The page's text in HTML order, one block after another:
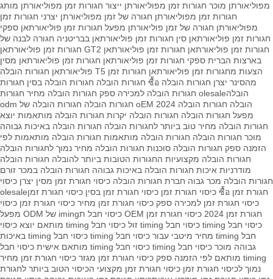
מפוליאורתן מוכר חגורות זמן מפוליאורתן ייצור חגורות זמן מפוליאורתן מותג
חגורות זמן מפוליאורתן חגורה של זמן מפוליאורתן יצרני חגורות זמן
מפוליאורתן חגורה של זמן פוליאורתן מפעל חגורות זמן פוליאורתאן ספקי
חגורות זמן פוליאורתאן סין חגורות זמן פוליאורתאן בבריטניה חגורה לבנה של
חגורות זמן פוליאורתאן חגורות זמן פוליאורתאן GT2
חגורות זמן פוליאורתאן
בארצות הברית ספקי חגורות זמן פוליאורתאן חגורות זמן פוליאורתאן מסין
הצעות מחגורות זמן פוליאורתאן חגורות זמן T5 פוליאורתאן
חגורות הובלה
מהסינר יצרן חגורות הובלה ซื้อ חגורות הובלה חגורות הובלה בסין חגורות
הובלהolesale
חגורות הובלה למכירה ספק חגורות הובלה מחיר חגורות
הובלה חגורות הובלה 2024 oEM חגורות הובלה
חגורות הובלה של odm
מפעל חגורות הובלה חגורות הובלה יקרות חגורות הובלה מותאמות יוצא
חגורות הובלה מחיר טוב ביותר לחגורות הובלה חגורות הובלה באיכות גבוהה
מוכר חגורות הובלה חגורות הובלה מותאמות חגורות הובלה מותאמות לפי
הזמנה ספק חגורות הובלה סוכנות חגורות הובלה מחיר נמוך לחגורות הובלה
חגורות הובלה מקצועיות החגורות הטובות ביותר להובלה חגורות הובלה
מודרניות איכות חגורות הובלה באיכות גבוהה חגורות הובלה במכר זורם
חגורות הובלה מכר גבוה חברת חגורות הובלה כיסוי חגורת זמן מסין יצרן כיסוי
חגורת זמן ซื้อ כיסוי חגורת זמן כיסוי חגורת זמן בסין כיסוי חגורת זמןolesale
כיסוי חגורת זמן למכירה ספק כיסוי חגורת זמן מחיר כיסוי חגורת זמן כיסוי
חגורת זמן 2024
כיסוי חגורת זמן OEM כיסוי חבל תiming של ODM
מפעל
כיסוי חבל timing
כיסוי חבל timing זול כיסוי חבל timing מותאם
יוצא כיסוי
חבל timing
מחיר מיטבי עבור כיסוי חבל timing
כיסוי חבל timing באיכות
גבוהה מוכר כיסוי חבל timing כיסוי חבל timing מותאם אישית
כיסוי חבל
timing מותאם לפי הזמנה
ספק כיסוי חגורת זמן מגזר כיסוי חגורת זמן מחיר
נמוך לכיסוי חגורת זמן כיסוי חגורת זמן מקצועי הכיסוי הטוב ביותר לחגורת